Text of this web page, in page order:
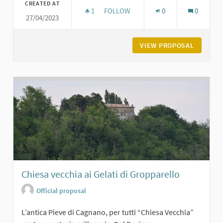
CREATED AT
27/04/2023
1 1 FOLLOWER
FOLLOW 0 0
VIEW PROPOSAL
Chiesa vecchia ai Gelati di Gropparello
Official proposal
L’antica Pieve di Cagnano, per tutti “Chiesa Vecchia”